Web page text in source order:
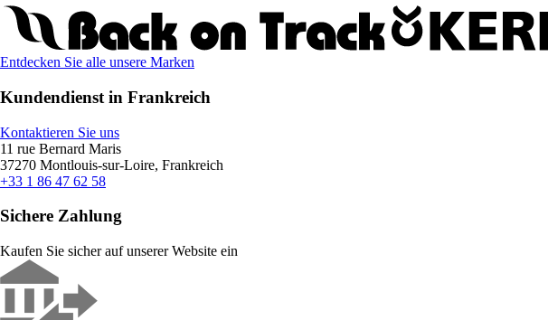
Entdecken Sie alle unsere Marken
Kundendienst in Frankreich
Kontaktieren Sie uns
11 rue Bernard Maris
37270 Montlouis-sur-Loire, Frankreich
+33 1 86 47 62 58
Sichere Zahlung
Kaufen Sie sicher auf unserer Website ein